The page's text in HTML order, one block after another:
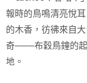
報時的鳥鳴清亮悅
的木香，彷彿來自
奇───布穀鳥鐘的
地。